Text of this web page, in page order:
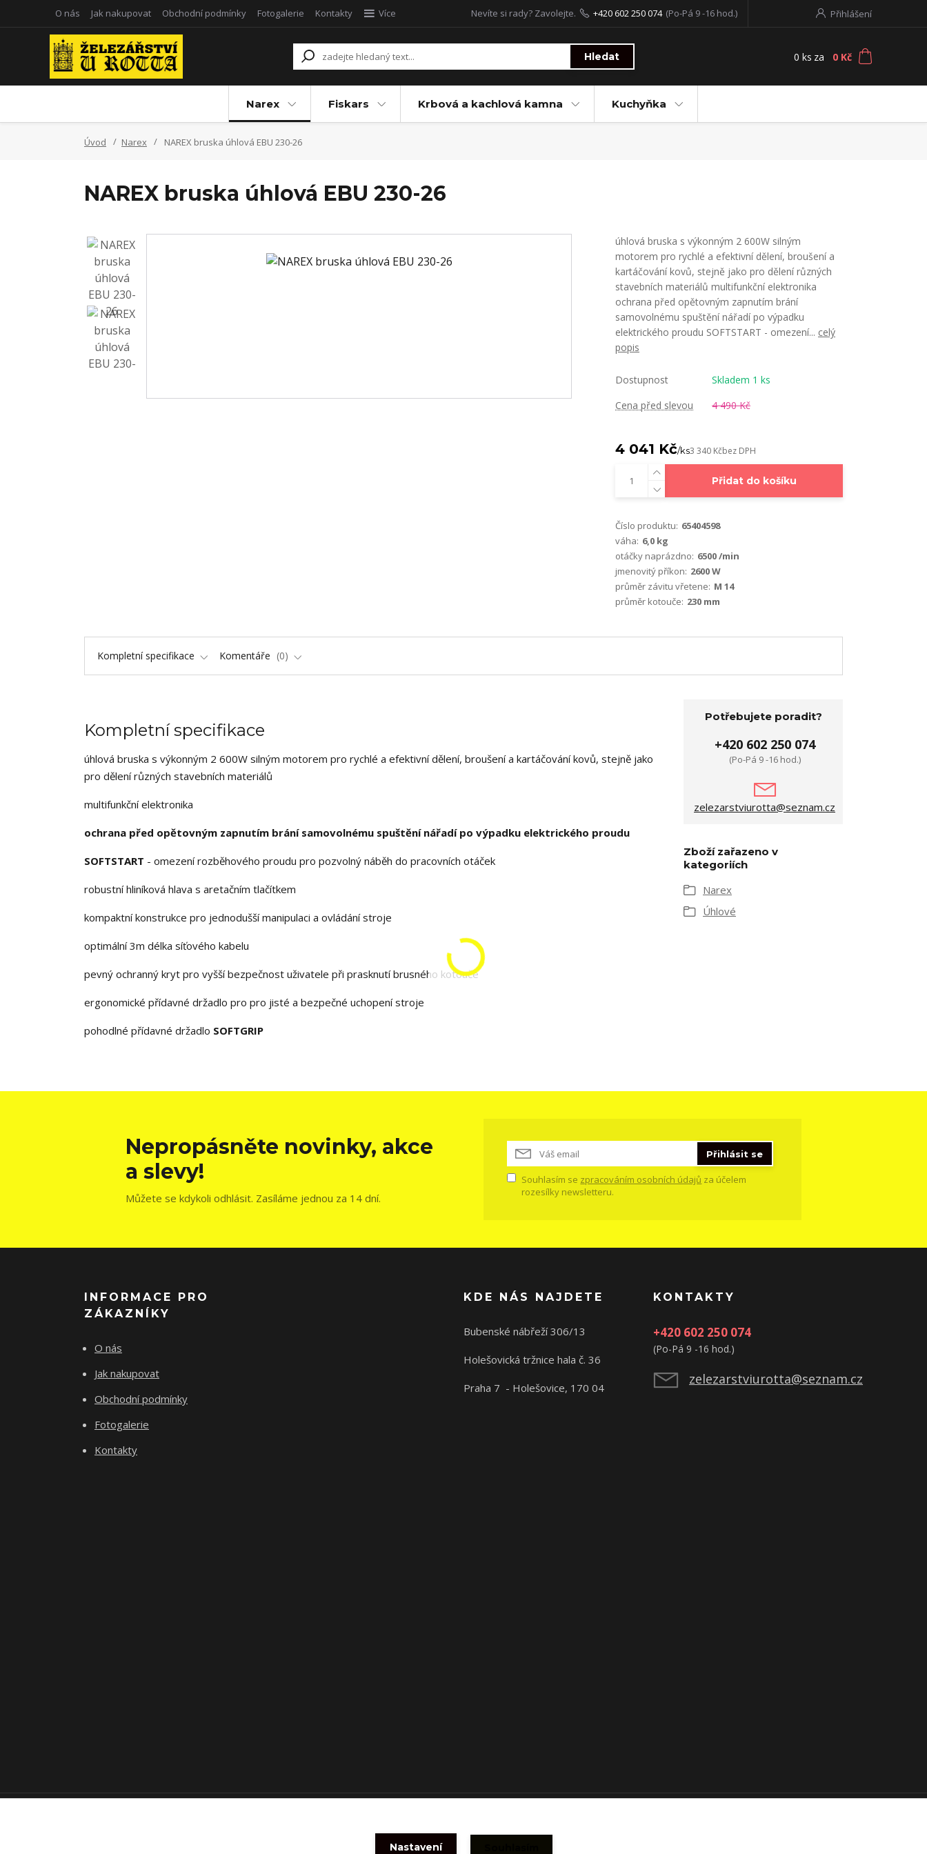
O nás Jak nakupovat Obchodní podmínky Fotogalerie Kontakty Více Přihlášení
Hledat
Nevíte si rady? Zavolejte. +420 602 250 074 (Po-Pá 9 -16 hod.)
0 ks za 0 Kč
Narex Fiskars Krbová a kachlová kamna Kuchyňka
Úvod Narex NAREX bruska úhlová EBU 230-26
NAREX bruska úhlová EBU 230-26
úhlová bruska s výkonným 2 600W silným
motorem pro rychlé a efektivní dělení, broušení a
kartáčování kovů, stejně jako pro dělení různých
stavebních materiálů multifunkční elektronika
ochrana před opětovným zapnutím brání
samovolnému spuštění nářadí po výpadku
elektrického proudu SOFTSTART - omezení... celý
popis
Dostupnost
Skladem 1 ks
Cena před slevou
4 490 Kč
4 041 Kč/ks3 340 Kčbez DPH
Přidat do košíku
Číslo produktu: 65404598
váha: 6,0 kg
otáčky naprázdno: 6500 /min
jmenovitý příkon: 2600 W
průměr závitu vřetene: M 14
průměr kotouče: 230 mm
Kompletní specifikace Komentáře 0
Kompletní specifikace
úhlová bruska s výkonným 2 600W silným motorem pro rychlé a efektivní dělení, broušení a kartáčování kovů, stejně jako
pro dělení různých stavebních materiálů
multifunkční elektronika
ochrana před opětovným zapnutím brání samovolnému spuštění nářadí po výpadku elektrického proudu
SOFTSTART - omezení rozběhového proudu pro pozvolný náběh do pracovních otáček
robustní hliníková hlava s aretačním tlačítkem
kompaktní konstrukce pro jednodušší manipulaci a ovládání stroje
optimální 3m délka síťového kabelu
pevný ochranný kryt pro vyšší bezpečnost uživatele při prasknutí brusného kotouče
ergonomické přídavné držadlo pro pro jisté a bezpečné uchopení stroje
pohodlné přídavné držadlo SOFTGRIP
Potřebujete poradit?
+420 602 250 074
(Po-Pá 9 -16 hod.)
zelezarstviurotta@seznam.cz
Zboží zařazeno v
kategoriích
Narex
Úhlové
Nepropásněte novinky, akce
a slevy!
Můžete se kdykoli odhlásit. Zasíláme jednou za 14 dní.
Přihlásit se
Souhlasím se zpracováním osobních údajů za účelem
rozesílky newsletteru.
INFORMACE PRO
ZÁKAZNÍKY
O nás
Jak nakupovat
Obchodní podmínky
Fotogalerie
Kontakty
KDE NÁS NAJDETE
Bubenské nábřeží 306/13
Holešovická tržnice hala č. 36
Praha 7 - Holešovice, 170 04
KONTAKTY
+420 602 250 074
(Po-Pá 9 -16 hod.)
zelezarstviurotta@seznam.cz
Vytvořeno na Eshop-rychle.cz
Nastavení